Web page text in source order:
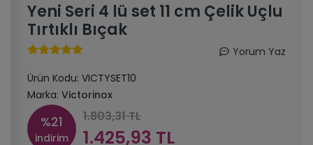
Yeni Seri 4 lü set 11 cm Çelik Uçlu
Tırtıklı Bıçak
Yorum Yaz
Ürün Kodu: VICTYSET10
Marka: Victorinox
%21
indirim
1.803,31 TL
1.425,93 TL